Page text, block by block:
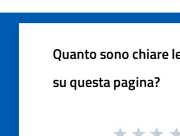
Quanto sono chiare
su questa pagina?